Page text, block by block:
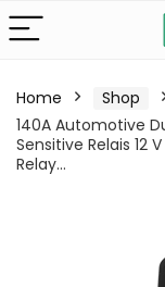
Home Shop
140A Automotive
Sensitive Relais 12
Relay…